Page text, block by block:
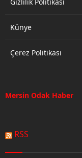
Künye
Çerez Politikası
Mersin Odak Haber
RSS